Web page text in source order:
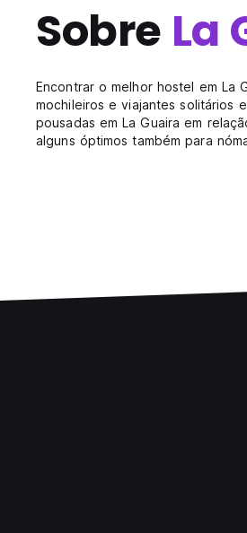
Sobre La
Encontrar o melhor hostel em La
mochileiros e viajantes solitários
pousadas em La Guaira em
alguns óptimos também para